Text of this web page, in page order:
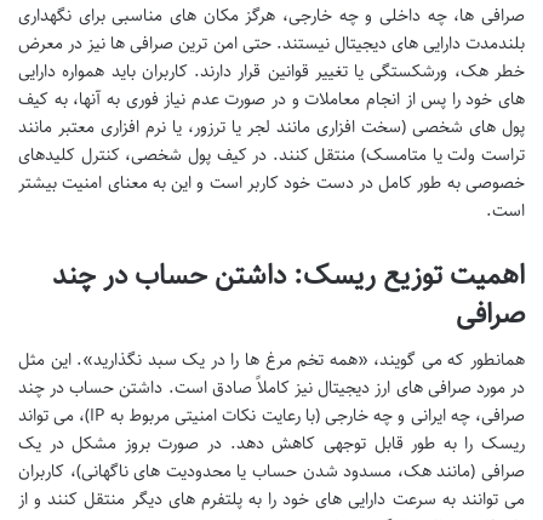
صرافی ها، چه داخلی و چه خارجی، هرگز مکان های مناسبی برای نگهداری
بلندمدت دارایی های دیجیتال نیستند. حتی امن ترین صرافی ها نیز در معرض
خطر هک، ورشکستگی یا تغییر قوانین قرار دارند. کاربران باید همواره دارایی
های خود را پس از انجام معاملات و در صورت عدم نیاز فوری به آنها، به کیف
پول های شخصی (سخت افزاری مانند لجر یا ترزور، یا نرم افزاری معتبر مانند
تراست ولت یا متامسک) منتقل کنند. در کیف پول شخصی، کنترل کلیدهای
خصوصی به طور کامل در دست خود کاربر است و این به معنای امنیت بیشتر
است.
اهمیت توزیع ریسک: داشتن حساب در چند
صرافی
همانطور که می گویند، «همه تخم مرغ ها را در یک سبد نگذارید». این مثل
در مورد صرافی های ارز دیجیتال نیز کاملاً صادق است. داشتن حساب در چند
صرافی، چه ایرانی و چه خارجی (با رعایت نکات امنیتی مربوط به IP)، می تواند
ریسک را به طور قابل توجهی کاهش دهد. در صورت بروز مشکل در یک
صرافی (مانند هک، مسدود شدن حساب یا محدودیت های ناگهانی)، کاربران
می توانند به سرعت دارایی های خود را به پلتفرم های دیگر منتقل کنند و از